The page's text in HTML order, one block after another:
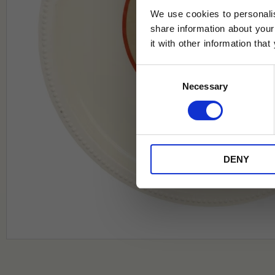
We use cookies to
share information about
it with other information that
Consent
Necessary
DENY
Jag samtycker till Tehuset Javas
* Rabatten gäller endast online på
på ordinarie priser och kan ej